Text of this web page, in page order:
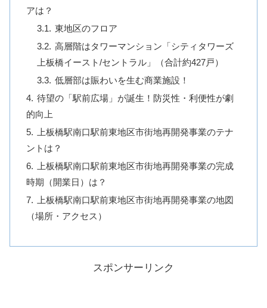
アは？
東地区のフロア
高層階はタワーマンション「シティタワーズ
上板橋イースト/セントラル」（合計約427戸）
低層部は賑わいを生む商業施設！
待望の「駅前広場」が誕生！防災性・利便性が劇
的向上
上板橋駅南口駅前東地区市街地再開発事業のテナ
ントは？
上板橋駅南口駅前東地区市街地再開発事業の完成
時期（開業日）は？
上板橋駅南口駅前東地区市街地再開発事業の地図
（場所・アクセス）
スポンサーリンク